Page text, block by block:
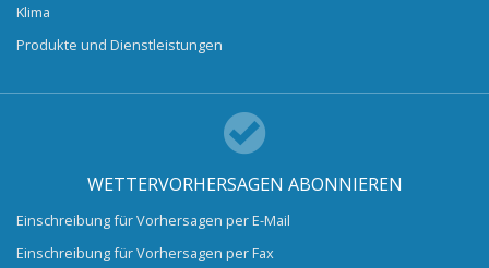
Klima
Produkte und Dienstleistungen
WETTERVORHERSAGEN ABONNIEREN
Einschreibung für Vorhersagen per E-Mail
Einschreibung für Vorhersagen per Fax